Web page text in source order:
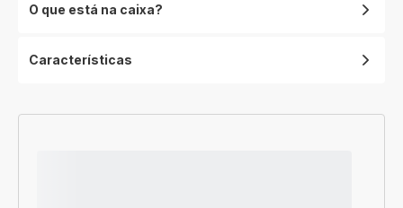
O que está na caixa?
Características